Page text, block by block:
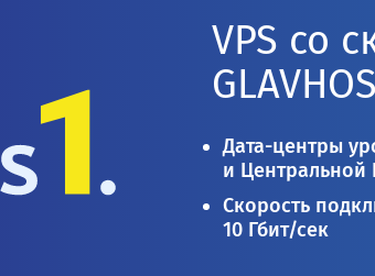
VPS со
Дата-центры
и Центральной
Скорость
10 Гбит/сек